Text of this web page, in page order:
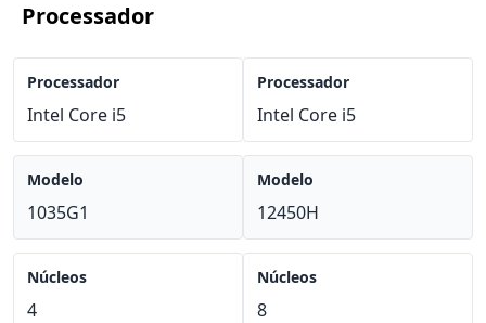
Processador
Processador
Intel Core i5
Modelo
1035G1
Núcleos
4
Processador
Intel Core i5
Modelo
12450H
Núcleos
8